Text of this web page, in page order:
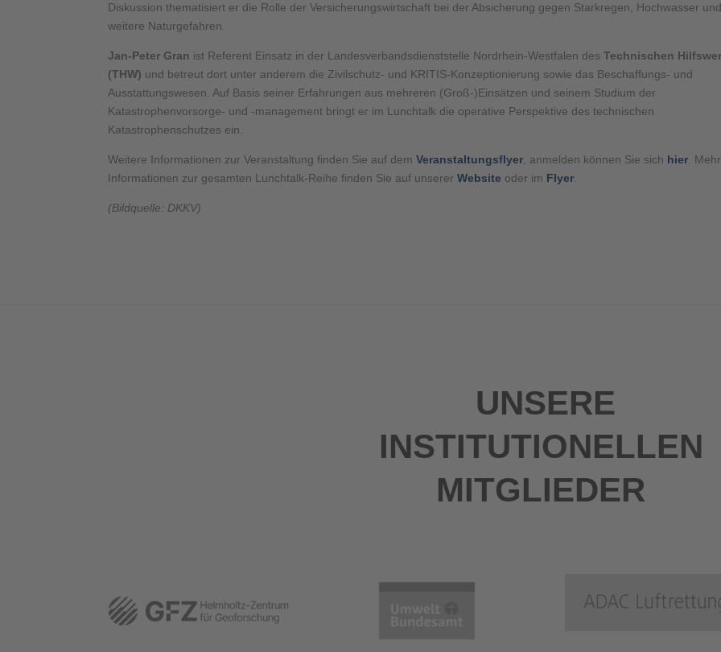
Diskussion thematisiert er die Rolle der Versicherungswirtschaft bei der Absicherung gegen Starkregen, Hochwasser
weitere Naturgefahren.
Jan-Peter Gran ist Referent Einsatz in der Landesverbandsdienststelle Nordrhein-Westfalen desTechnischen
(THW) und betreut dort unter anderem die Zivilschutz- und KRITIS-Konzeptionierung sowie das Beschaffungs- und
Ausstattungswesen. Auf Basis seiner Erfahrungen aus mehreren (Groß-)Einsätzen und seinem Studium der
Katastrophenvorsorge- und -management bringt er im Lunchtalk die operative Perspektive des technischen
Katastrophenschutzes ein.
Weitere Informationen zur Veranstaltung finden Sie auf demVeranstaltungsflyer , anmelden können Sie sich hier . Mehr
Informationen zur gesamten Lunchtalk-Reihe finden Sie auf unsererWebsite oder im Flyer
(Bildquelle: DKKV)
UNSERE
INSTITUTIONELLEN
MITGLIEDER